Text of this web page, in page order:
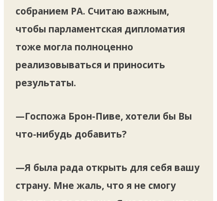
собранием РА. Считаю важным,
чтобы парламентская дипломатия
тоже могла полноценно
реализовываться и приносить
результаты.
—Госпожа Брон-Пиве, хотели бы Вы
что-нибудь добавить?
—Я была рада открыть для себя вашу
страну. Мне жаль, что я не смогу